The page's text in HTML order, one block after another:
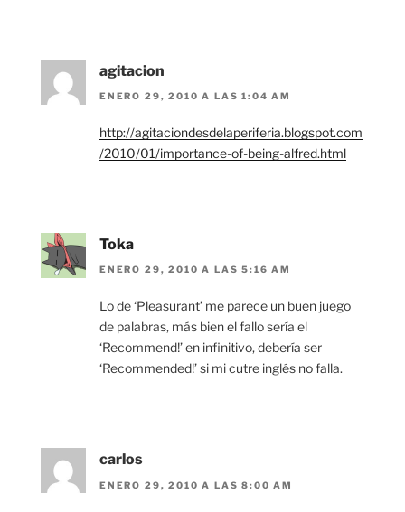
agitacion
ENERO 29, 2010 A LAS 1:04 AM
http://agitaciondesdelaperiferia.blogspot.com
/2010/01/importance-of-being-alfred.html
Toka
ENERO 29, 2010 A LAS 5:16 AM
Lo de ‘Pleasurant’ me parece un buen juego
de palabras, más bien el fallo sería el
‘Recommend!’ en infinitivo, debería ser
‘Recommended!’ si mi cutre inglés no falla.
carlos
ENERO 29, 2010 A LAS 8:00 AM